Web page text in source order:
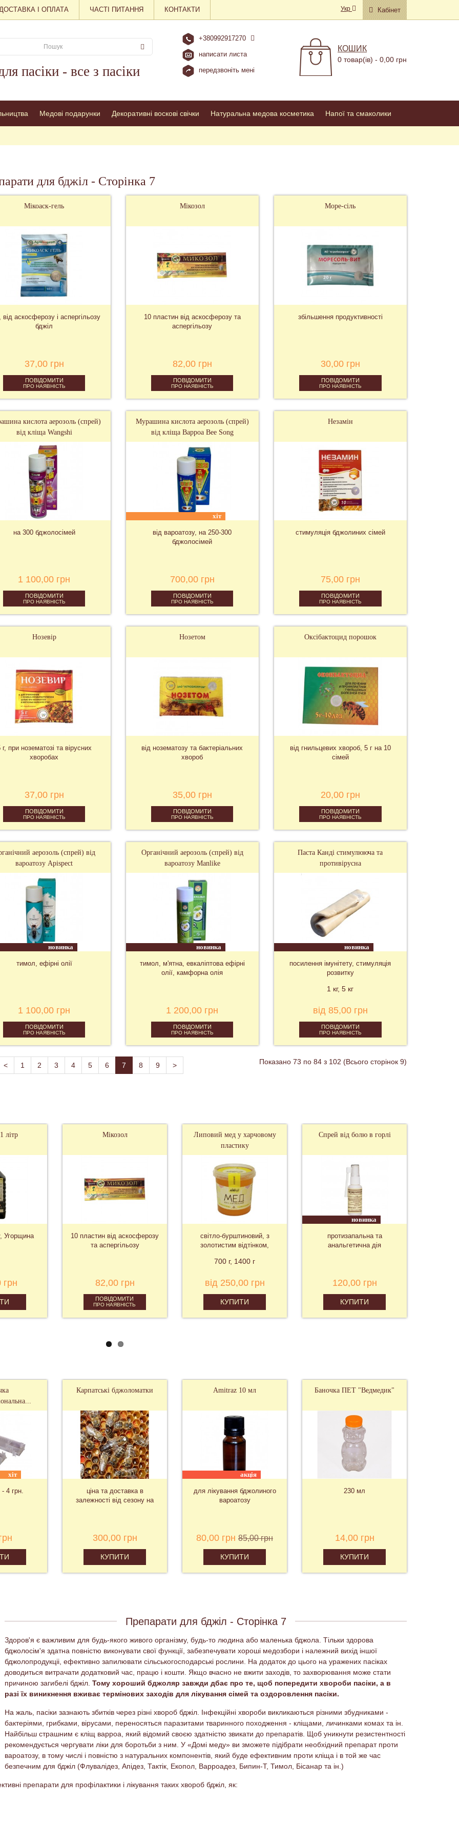
І ОПЛАТА ЧАСТІ ПИТАННЯ КОНТАКТИ Кабінет
Укр
пасіки - все з пасіки
+380992917270
написати листа
передзвоніть мені
КОШИК
0 товар(ів) - 0,00 грн
Медові подарунки Декоративні воскові свічки Натуральна медова косметика Напої та смаколики
для бджіл - Сторінка 7
Мікоаск-гель
від аскосферозу і аспергільозу
бджіл
37,00 грн
ПОВІДОМИТИ
ПРО НАЯВНІСТЬ
Мікозол
10 пластин від аскосферозу та
аспергільозу
82,00 грн
ПОВІДОМИТИ
ПРО НАЯВНІСТЬ
Море-сіль
збільшення продуктивності
30,00 грн
ПОВІДОМИТИ
ПРО НАЯВНІСТЬ
кислота аерозоль (спрей)
від кліща Wangshi
на 300 бджолосімей
1 100,00 грн
ПОВІДОМИТИ
ПРО НАЯВНІСТЬ
Мурашина кислота аерозоль (спрей)
від кліща Варроа Bee Song
хіт
від вароатозу, на 250-300
бджолосімей
700,00 грн
ПОВІДОМИТИ
ПРО НАЯВНІСТЬ
Незамін
стимуляція бджолиних сімей
75,00 грн
ПОВІДОМИТИ
ПРО НАЯВНІСТЬ
Нозевір
г, при нозематозі та вірусних
хворобах
37,00 грн
ПОВІДОМИТИ
ПРО НАЯВНІСТЬ
Нозетом
від нозематозу та бактеріальних
хвороб
35,00 грн
ПОВІДОМИТИ
ПРО НАЯВНІСТЬ
Оксібактоцид порошок
від гнильцевих хвороб, 5 г на 10
сімей
20,00 грн
ПОВІДОМИТИ
ПРО НАЯВНІСТЬ
аерозоль (спрей) від
вароатозу Apispect
новинка
тимол, ефірні олії
1 100,00 грн
ПОВІДОМИТИ
ПРО НАЯВНІСТЬ
Органічний аерозоль (спрей) від
вароатозу Manlike
новинка
тимол, м'ятна, евкаліптова ефірні
олії, камфорна олія
1 200,00 грн
ПОВІДОМИТИ
ПРО НАЯВНІСТЬ
Паста Канді стимулююча та
противірусна
новинка
посилення імунітету, стимуляція
розвитку
1 кг 5 кг
від 85,00 грн
ПОВІДОМИТИ
ПРО НАЯВНІСТЬ
< 1 2 3 4 5 6 7 8 9 > Показано 73 по 84 з 102 (Всього сторінок 9)
літр
Угорщина
грн
Мікозол
10 пластин від аскосферозу
та аспергільозу
82,00 грн
ПОВІДОМИТИ
ПРО НАЯВНІСТЬ
Липовий мед у харчовому
пластику
світло-бурштиновий, з
золотистим відтінком,
700 г 1400 г
від 250,00 грн
КУПИТИ
Спрей від болю в горлі
новинка
протизапальна та
анальгетична дія
120,00 грн
КУПИТИ
хіт
- 4 грн.
Карпатські бджоломатки
ціна та доставка в
залежності від сезону на
300,00 грн
КУПИТИ
Amitraz 10 мл
акція
для лікування бджолиного
вароатозу
80,00 грн 85,00 грн
КУПИТИ
Баночка ПЕТ "Ведмедик"
230 мл
14,00 грн
КУПИТИ
Препарати для бджіл - Сторінка 7
Здоров'я є важливим для будь-якого живого організму, будь-то людина або маленька бджола. Тільки здорова
бджолосім'я здатна повністю виконувати свої функції, забезпечувати хороші медозбори і належний вихід іншої
бджолопродукціі, ефективно запилювати сільськогосподарські рослини. На додаток до цього на уражених пасіках
доводиться витрачати додатковий час, працю і кошти. Якщо вчасно не вжити заходів, то захворювання може стати
причиною загибелі бджіл. Тому хороший бджоляр завжди дбає про те, щоб попередити хвороби пасіки, а в
разі їх виникнення вживає термінових заходів для лікування сімей та оздоровлення пасіки.
На жаль, пасіки зазнають збитків через різні хвороб бджіл. Інфекційні хвороби викликаються різними збудниками -
бактеріями, грибками, вірусами, переносяться паразитами тваринного походження - кліщами, личинками комах та ін.
Найбільш страшним є кліщ варроа, який відомий своєю здатністю звикати до препаратів. Щоб уникнути резистентності
рекомендується чергувати ліки для боротьби з ним. У «Домі меду» ви зможете підібрати необхідний препарат проти
вароатозу, в тому числі і повністю з натуральних компонентів, який буде ефективним проти кліща і в той же час
безпечним для бджіл (Флувалідез, Апідез, Тактік, Екопол, Варроадез, Бипин-Т, Тимол, Бісанар та ін.)
препарати для профілактики і лікування таких хвороб бджіл, як: